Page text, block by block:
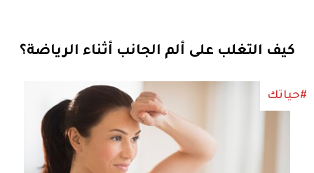
كيف التغلب على ألم الجانب أثناء الرياضة؟
#حياتك